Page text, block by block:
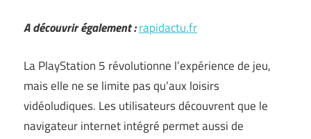
A découvrir également :rapidactu.fr
La PlayStation 5 révolutionne l’expérience de jeu,
mais elle ne se limite pas qu’aux loisirs
vidéoludiques. Les utilisateurs découvrent que le
navigateur internet intégré permet aussi de